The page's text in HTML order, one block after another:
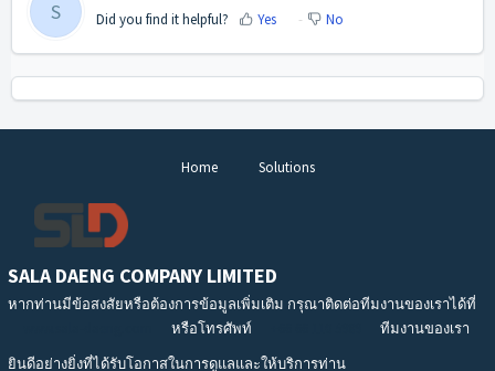
S
Did you find it helpful?
Yes No
Home Solutions
SALA DAENG COMPANY LIMITED
หากท่านมีข้อสงสัยหรือต้องการข้อมูลเพิ่มเติม กรุณาติดต่อทีมงานของเราได้ที่
หรือโทรศัพท์
ทีมงานของเรา
ยินดีอย่างยิ่งที่ได้รับโอกาสในการดูแลและให้บริการท่าน